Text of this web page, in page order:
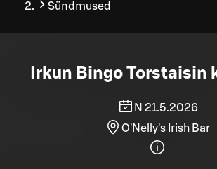
Sündmused
Irkun Bingo Torstaisin
N 21.5.2026
O'Nelly's Irish Bar